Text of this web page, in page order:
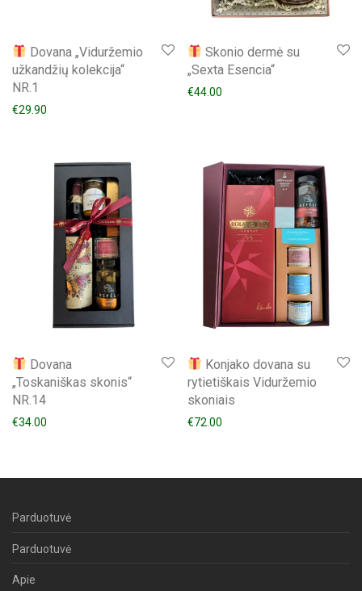
Dovana „Viduržemio
užkandžių kolekcija“
NR.1
€29.90
Skonio dermė su
„Sexta Esencia“
€44.00
Dovana
„Toskaniškas skonis“
NR.14
€34.00
Konjako dovana su
rytietiškais Viduržemio
skoniais
€72.00
Parduotuvė
Parduotuvė
Apie